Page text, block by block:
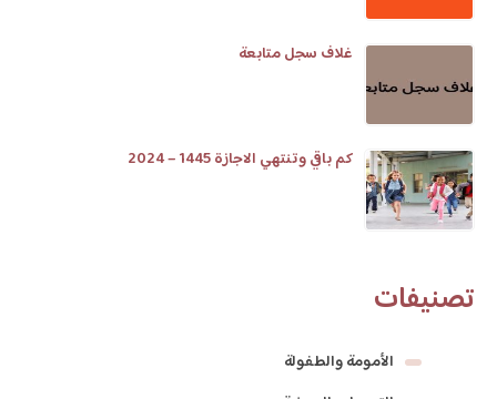
غلاف سجل متابعة
كم باقي وتنتهي الاجازة 1445 – 2024
تصنيفات
الأمومة والطفولة